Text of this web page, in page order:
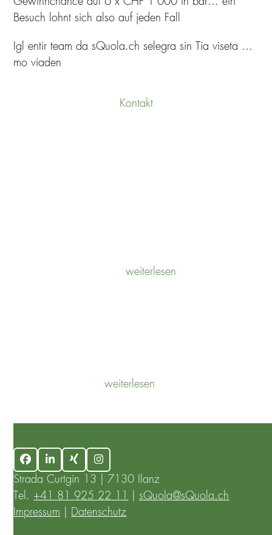
Besuch lohnt sich also auf jeden Fall
Igl entir team da sQuola.ch selegra sin Tia viseta …
mo viaden
Kontakt
weiterlesen
weiterlesen
FacebookLinkedInXing
Instagram
Strada Curtgin 13 | 7130 Ilanz
Tel. +41 81 925 22 11 |sQuola@sQuola.ch
Impressum
Datenschutz